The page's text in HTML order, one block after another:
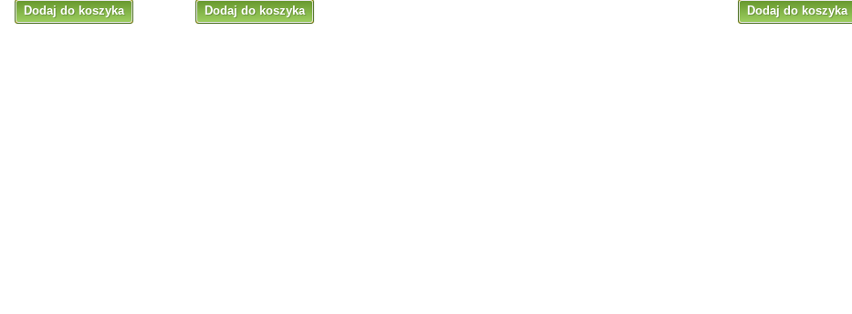
Dodaj do koszyka Dodaj do koszyka Dodaj do koszyka